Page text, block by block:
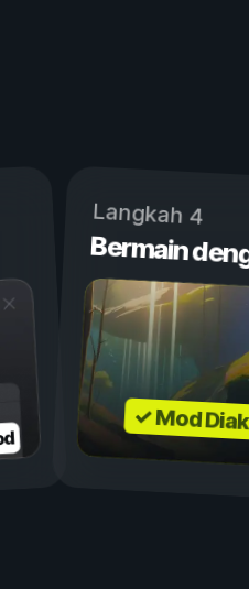
Langkah 4
Bermain
✓ Mod